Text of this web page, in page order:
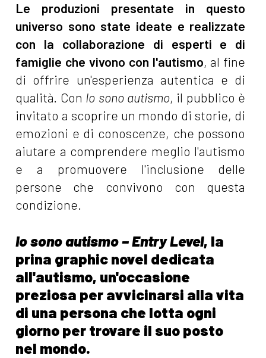
Le produzioni presentate in questo
universo sono state ideate e realizzate
con la collaborazione di esperti e di
famiglie che vivono con l'autismo, al fine
di offrire un'esperienza autentica e di
qualità. Con Io sono autismo, il pubblico è
invitato a scoprire un mondo di storie, di
emozioni e di conoscenze, che possono
aiutare a comprendere meglio l'autismo
e a promuovere l'inclusione delle
persone che convivono con questa
condizione.
Io sono autismo – Entry Level, la
prina graphic novel dedicata
all'autismo, un'occasione
preziosa per avvicinarsi alla vita
di una persona che lotta ogni
giorno per trovare il suo posto
nel mondo.